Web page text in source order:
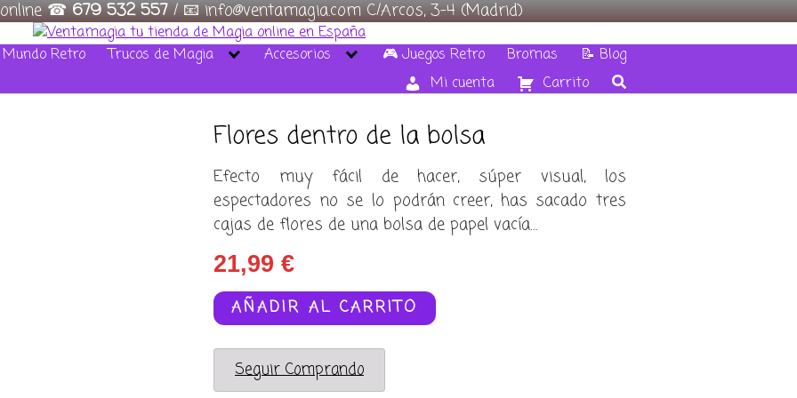
online ☎679 532 557/ 📧 info@ventamagia.com C/Arcos, 3-4 (Madrid)
Retro Trucos de Magia Accesorios 🎮 Juegos Retro Bromas
📝 Blog
Mi cuenta
Carrito
Flores dentro de la bolsa
Efecto muy fácil de hacer, súper visual, los
espectadores no se lo podrán creer, has sacado tres
cajas de flores de una bolsa de papel vacía…
21,99 €
Flores
dentro
de
bolsa
AÑADIR AL CARRITO
Seguir Comprando